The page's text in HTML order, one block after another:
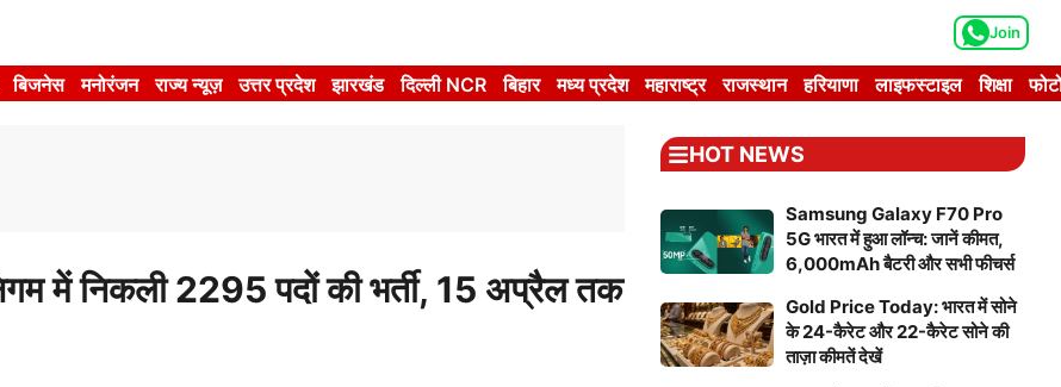
Join
बिजनेस मनोरंजन राज्य न्यूज़ उत्तर प्रदेश झारखंड दिल्ली NCR बिहार मध्य प्रदेश महाराष्ट्र राजस्थान हरियाणा लाइफस्टाइल शिक्षा
निकली 2295 पदों की भर्ती, 15 अप्रैल तक
HOT NEWS
Samsung Galaxy F70 Pro
5G भारत में हुआ लॉन्च: जानें कीमत,
6,000mAh बैटरी और सभी फीचर्स
Gold Price Today: भारत में सोने
के 24-कैरेट और 22-कैरेट सोने की
ताज़ा कीमतें देखें